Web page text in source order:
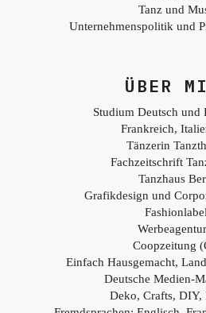
Tanz und
Unternehmenspolitik und
ÜBER
Studium Deutsch
Frankreich,
Tänzerin
Fachzeitschrift
Tanzhaus
Grafikdesign und
Coopzeitung
Einfach Hausgemacht,
Deutsche Medien-
Deko, Crafts, DIY,